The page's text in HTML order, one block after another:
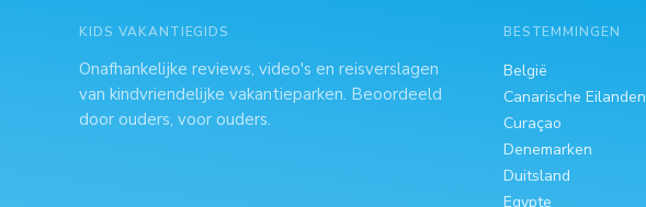
KIDS VAKANTIEGIDS
Onafhankelijke reviews, video's en reisverslagen
van kindvriendelijke vakantieparken. Beoordeeld
door ouders, voor ouders.
BESTEMMINGEN
België
Canarische Eilanden
Curaçao
Denemarken
Duitsland
Egypte